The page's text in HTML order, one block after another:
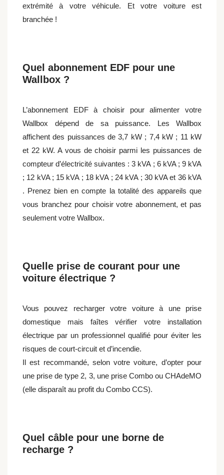
extrémité à votre véhicule. Et votre voiture est
branchée !
Quel abonnement EDF pour une
Wallbox ?
L’abonnement EDF à choisir pour alimenter votre
Wallbox dépend de sa puissance. Les Wallbox
affichent des puissances de 3,7 kW ; 7,4 kW ; 11 kW
et 22 kW. A vous de choisir parmi les puissances de
compteur d’électricité suivantes : 3 kVA ; 6 kVA ; 9 kVA
; 12 kVA ; 15 kVA ; 18 kVA ; 24 kVA ; 30 kVA et 36 kVA
. Prenez bien en compte la totalité des appareils que
vous branchez pour choisir votre abonnement, et pas
seulement votre Wallbox.
Quelle prise de courant pour une
voiture électrique ?
Vous pouvez recharger votre voiture à une prise
domestique mais faîtes vérifier votre installation
électrique par un professionnel qualifié pour éviter les
risques de court-circuit et d’incendie.
Il est recommandé, selon votre voiture, d’opter pour
une prise de type 2, 3, une prise Combo ou CHAdeMO
(elle disparaît au profit du Combo CCS).
Quel câble pour une borne de
recharge ?